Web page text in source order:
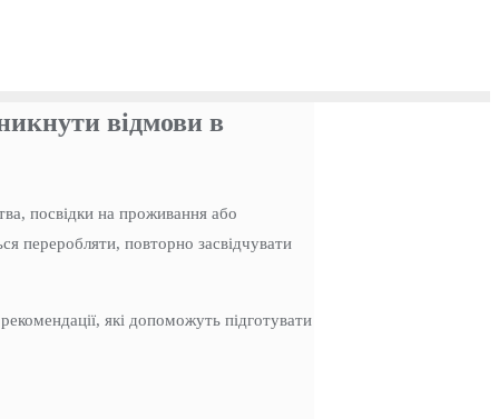
відмови в
посвідки на проживання або
переробляти, повторно засвідчувати
які допоможуть підготувати